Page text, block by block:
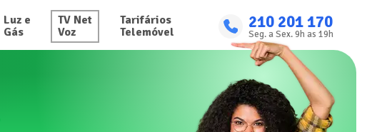
Luz e
Gás
TV Net
Voz
Tarifários
Telemóvel
210 201 170
Seg. a Sex. 9h as 19h